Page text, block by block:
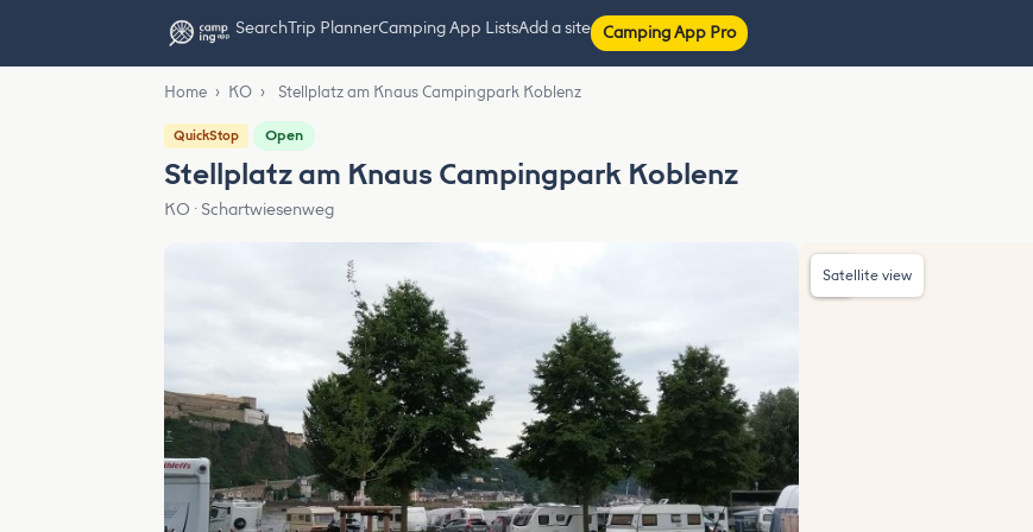
SearchTrip PlannerCamping App ListsAdd a site Camping App Pro
Home › KO › Stellplatz am Knaus Campingpark Koblenz
QuickStop Open
Stellplatz am Knaus Campingpark Koblenz
KO · Schartwiesenweg
Satellite view